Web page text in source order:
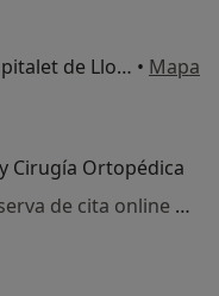
c/ Onze de Setembre, 2, L'Hospitalet de Llobregat • Mapa
Cirugía Ortopédica
Este especialista no ofrece reserva de cita online en esta dirección.